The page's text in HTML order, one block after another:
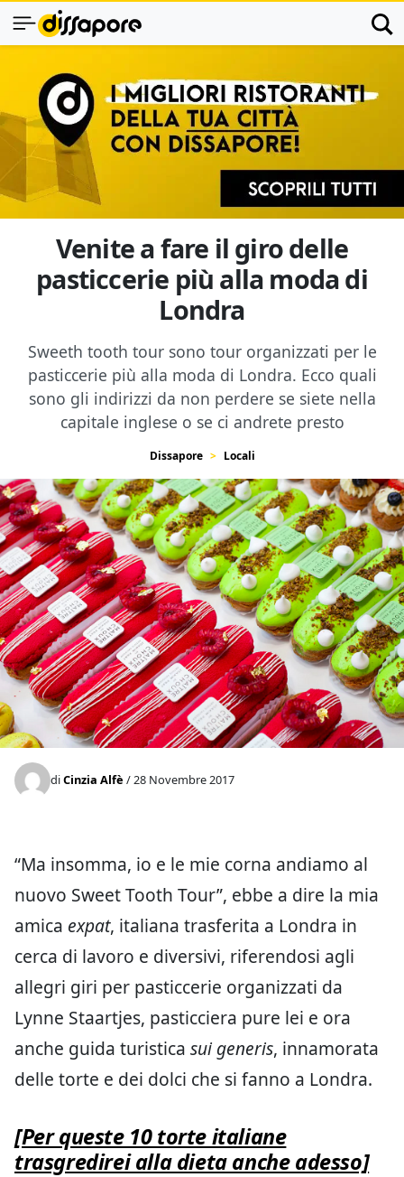
Venite a fare il giro delle
pasticcerie più alla moda di
Londra
Sweeth tooth tour sono tour organizzati per le
pasticcerie più alla moda di Londra. Ecco quali
sono gli indirizzi da non perdere se siete nella
capitale inglese o se ci andrete presto
Dissapore Locali
diCinzia Alfè / 28 Novembre 2017
“Ma insomma, io e le mie corna andiamo al
nuovo Sweet Tooth Tour”, ebbe a dire la mia
amica expat, italiana trasferita a Londra in
cerca di lavoro e diversivi, riferendosi agli
allegri giri per pasticcerie organizzati da
Lynne Staartjes, pasticciera pure lei e ora
anche guida turistica sui generis, innamorata
delle torte e dei dolci che si fanno a Londra.
[Per queste 10 torte italiane
trasgredirei alla dieta anche adesso]